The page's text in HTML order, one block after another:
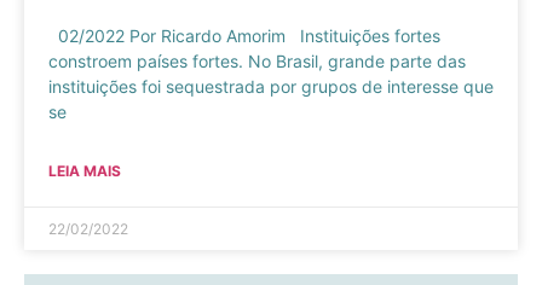
02/2022 Por Ricardo Amorim Instituições fortes
constroem países fortes. No Brasil, grande parte das
instituições foi sequestrada por grupos de interesse que
se
LEIA MAIS
22/02/2022